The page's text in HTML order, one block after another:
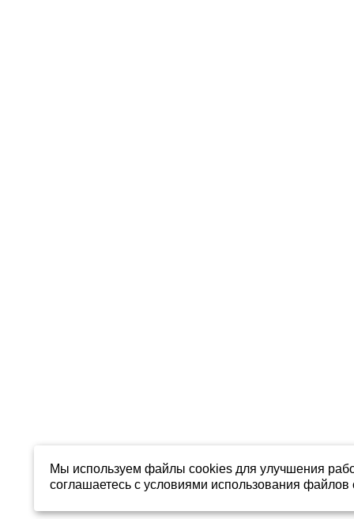
Мы используем файлы cookies для улучшения
соглашаетесь с условиями использования файлов